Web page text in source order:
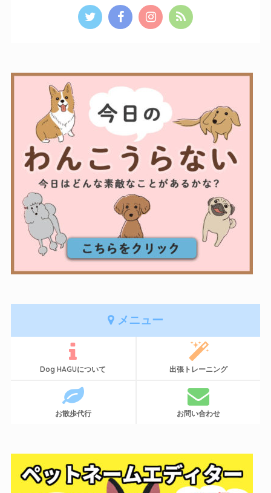
メニュー
Dog HAGUについて 出張トレーニング
お散歩代行 お問い合わせ